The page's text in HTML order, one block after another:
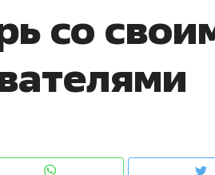
со
чем